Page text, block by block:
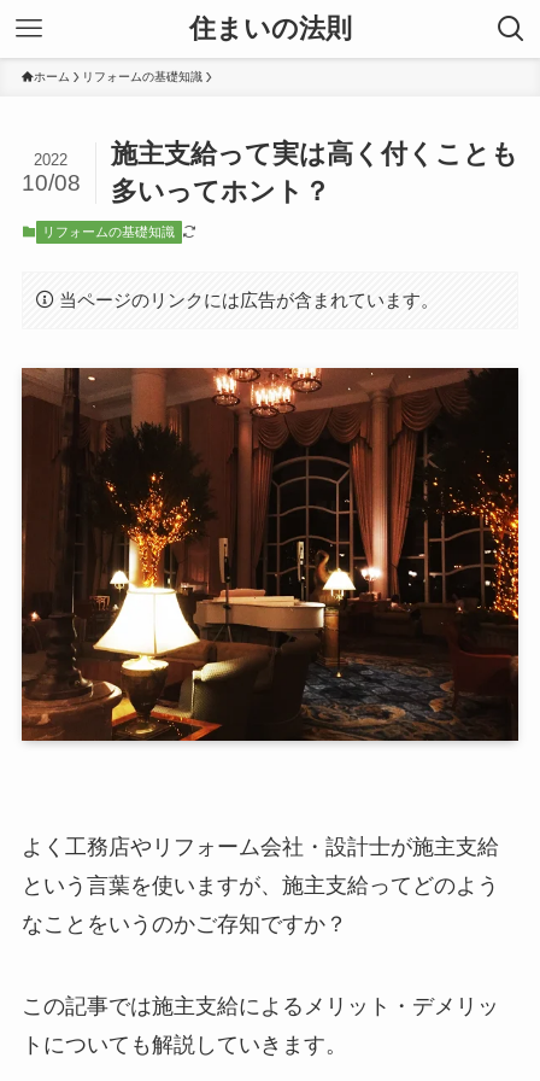
住まいの法則
ホーム リフォームの基礎知識
施主支給って実は高く付くことも
多いってホント？
2022
10/08
リフォームの基礎知識
当ページのリンクには広告が含まれています。
よく工務店やリフォーム会社・設計士が施主支給
という言葉を使いますが、施主支給ってどのよう
なことをいうのかご存知ですか？
この記事では施主支給によるメリット・デメリッ
トについても解説していきます。